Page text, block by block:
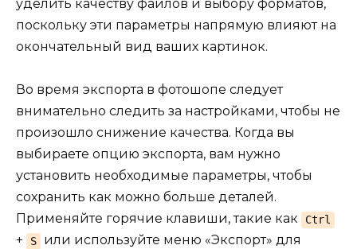
уделить качеству файлов и выбору форматов,
поскольку эти параметры напрямую влияют на
окончательный вид ваших картинок.
Во время экспорта в фотошопе следует
внимательно следить за настройками, чтобы не
произошло снижение качества. Когда вы
выбираете опцию экспорта, вам нужно
установить необходимые параметры, чтобы
сохранить как можно больше деталей.
Применяйте горячие клавиши, такие как
Ctrl
+ S
или используйте меню «Экспорт» для